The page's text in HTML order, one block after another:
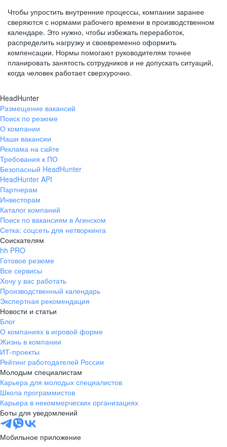
Чтобы упростить внутренние процессы, компании заранее
сверяются с нормами рабочего времени в производственном
календаре. Это нужно, чтобы избежать переработок,
распределить нагрузку и своевременно оформить
компенсации. Нормы помогают руководителям точнее
планировать занятость сотрудников и не допускать ситуаций,
когда человек работает сверхурочно.
HeadHunter
Размещение вакансий
Поиск по резюме
О компании
Наши вакансии
Реклама на сайте
Требования к ПО
Безопасный HeadHunter
HeadHunter API
Партнерам
Инвесторам
Каталог компаний
Поиск по вакансиям в Агинском
Сетка: соцсеть для нетворкинга
Соискателям
hh PRO
Готовое резюме
Все сервисы
Хочу у вас работать
Производственный календарь
Экспертная рекомендация
Новости и статьи
Блог
О компаниях в игровой форме
Жизнь в компании
ИТ-проекты
Рейтинг работодателей России
Молодым специалистам
Карьера для молодых специалистов
Школа программистов
Карьера в некоммерческих организациях
Боты для уведомлений
Мобильное приложение